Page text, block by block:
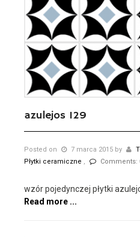
azulejos 129
Posted on 7 marca 2015 by
Płytki ceramiczne
Comments:
wzór pojedynczej płytki
Read more ...